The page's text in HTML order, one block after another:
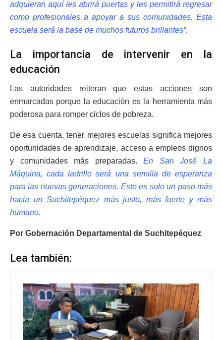
adquieran aquí les abrirá puertas y les permitirá regresar
como profesionales a apoyar a sus comunidades. Esta
escuela será la base de muchos futuros brillantes”.
La importancia de intervenir en la
educación
Las autoridades reiteran que estas acciones son
enmarcadas porque la educación es la herramienta más
poderosa para romper ciclos de pobreza.
De esa cuenta, tener mejores escuelas significa mejores
oportunidades de aprendizaje, acceso a empleos dignos
y comunidades más preparadas. En San José La
Máquina, cada ladrillo será una semilla de esperanza
para las nuevas generaciones. Este es solo un paso más
hacia un Suchitepéquez más justo, más fuerte y más
humano.
Por Gobernación Departamental de Suchitepéquez
Lea también: